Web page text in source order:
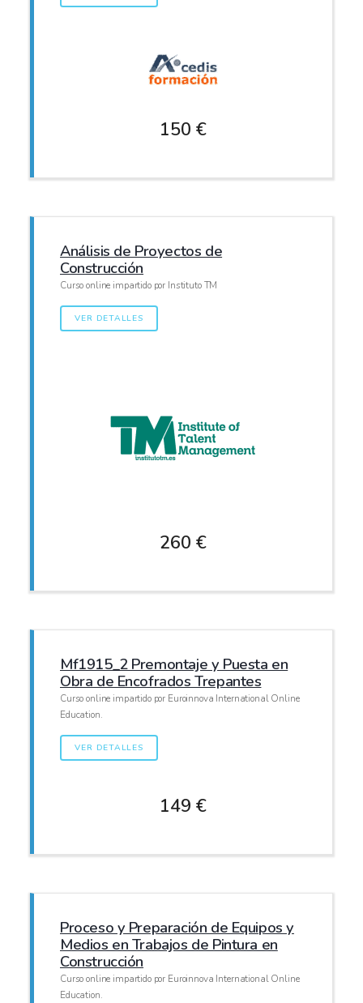
150 €
Análisis de Proyectos de
Construcción
Curso online impartido por Instituto TM
VER DETALLES
260 €
Mf1915_2 Premontaje y Puesta en
Obra de Encofrados Trepantes
Curso online impartido por Euroinnova International Online
Education.
VER DETALLES
149 €
Proceso y Preparación de Equipos y
Medios en Trabajos de Pintura en
Construcción
Curso online impartido por Euroinnova International Online
Education.